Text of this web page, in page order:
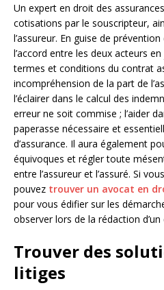
Un expert en droit des
cotisations par le souscripteur,
l’assureur. En guise de
l’accord entre les deux acteurs
termes et conditions du contrat
incompréhension de la part de
l’éclairer dans le calcul des
erreur ne soit commise ; l’aider
paperasse nécessaire et
d’assurance. Il aura également
équivoques et régler toute
entre l’assureur et l’assuré. Si
pouvez trouver un avocat en
pour vous édifier sur les
observer lors de la rédaction
Trouver des
litiges